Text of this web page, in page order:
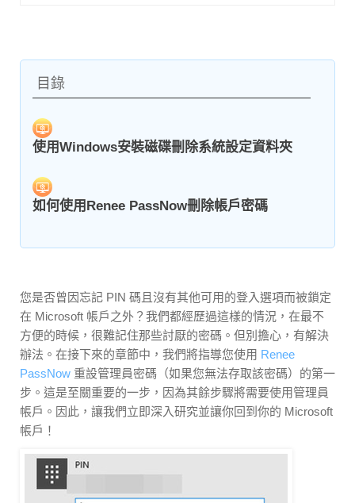
目錄
使用Windows安裝磁碟刪除系統設定資料夾
如何使用Renee PassNow刪除帳戶密碼
您是否曾因忘記 PIN 碼且沒有其他可用的登入選項而被鎖定
在 Microsoft 帳戶之外？我們都經歷過這樣的情況，在最不
方便的時候，很難記住那些討厭的密碼。但別擔心，有解決
辦法。在接下來的章節中，我們將指導您使用 Renee
PassNow 重設管理員密碼（如果您無法存取該密碼）的第一
步。這是至關重要的一步，因為其餘步驟將需要使用管理員
帳戶。因此，讓我們立即深入研究並讓你回到你的 Microsoft
帳戶！